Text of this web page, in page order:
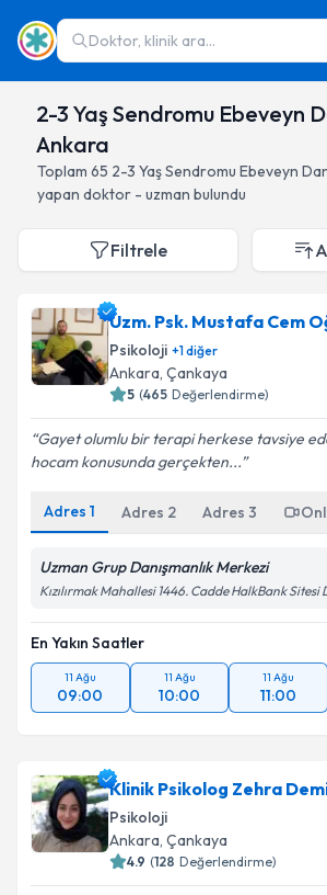
Doktor, klinik ara...
2-3 Yaş Sendromu Ebeveyn
Ankara
Toplam 65 2-3 Yaş Sendromu Ebeveyn
yapan doktor - uzman bulundu
Filtrele
Uzm. Psk. Mustafa Cem
Psikoloji +1diğer
Ankara, Çankaya
5 (465 Değerlendirme)
Gayet olumlu bir terapi herkese tavsiye
hocam konusunda gerçekten...
Adres 1 Adres 2 Adres 3
Uzman Grup Danışmanlık Merkezi
Kızılırmak Mahallesi 1446. Cadde HalkBank Sitesi
En Yakın Saatler
11 Ağu
09:00
11 Ağu
10:00
11 Ağu
11:00
Klinik Psikolog Zehra
Psikoloji
Ankara, Çankaya
4.9 (128 Değerlendirme)